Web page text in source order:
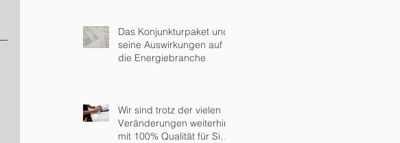
Das Konjunkturpaket und
seine Auswirkungen auf
die Energiebranche
Wir sind trotz der vielen
Veränderungen weiterhin
mit 100% Qualität für Sie